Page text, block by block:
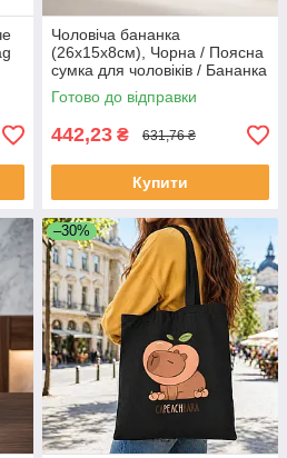
Чоловіча бананка
(26х15х8см), Чорна / Поясна
сумка для чоловіків / Бананка
спортивна / Чоловіча сумка
Готово до відправки
442,23 ₴ 631,76 ₴
Купити
–30%